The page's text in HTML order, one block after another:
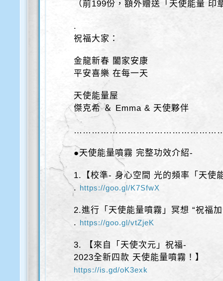
（前199份，額外贈送「天使能量 印
.
祝福大家：
金龍新春 闔家安康
平安喜樂 在每一天
天使能量屋
傑克希 ＆ Emma & 天使夥伴
●天使能量噴霧 完整功效介紹-
1.【校準- 身心空間 光的頻率「天使
. https://goo.gl/K7SfwX
2.進行「天使能量噴霧」冥想 “祝福
. https://goo.gl/vtZjeK
3. 【來自「天使次元」祝福-
2023全新四款 天使能量噴霧！】
https://is.gd/oK3exk